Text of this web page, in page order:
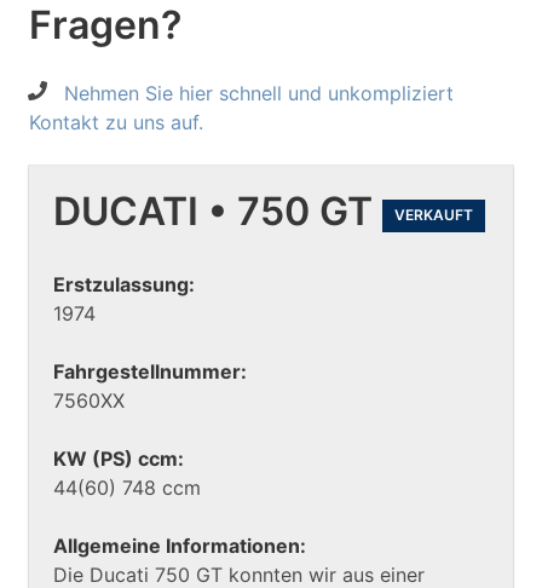
Fragen?
Nehmen Sie hier schnell und unkompliziert
Kontakt zu uns auf.
DUCATI • 750 GT VERKAUFT
Erstzulassung:
1974
Fahrgestellnummer:
7560XX
KW (PS) ccm:
44(60) 748 ccm
Allgemeine Informationen:
Die Ducati 750 GT konnten wir aus einer